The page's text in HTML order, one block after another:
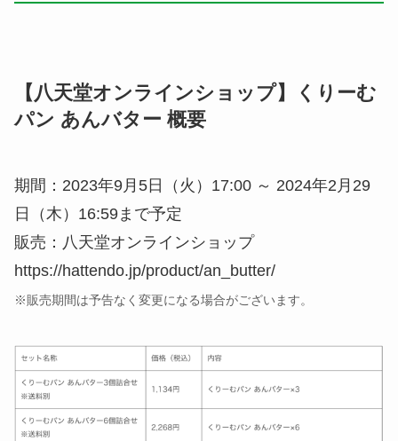
【八天堂オンラインショップ】くりーむ
パン あんバター 概要
期間：2023年9月5日（火）17:00 ～ 2024年2月29
日（木）16:59まで予定
販売：八天堂オンラインショップ
https://hattendo.jp/product/an_butter/
※販売期間は予告なく変更になる場合がございます。